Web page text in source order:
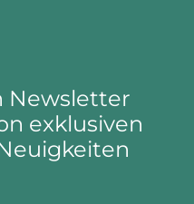
Newsletter
exklusiven